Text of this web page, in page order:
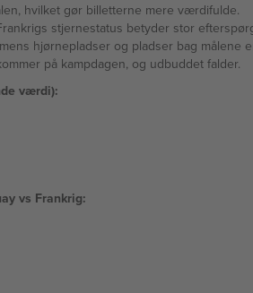
hvilket gør billetterne mere værdifulde.
stjernestatus betyder stor
hjørnepladser og pladser bag målene
på kampdagen, og udbuddet falder.
værdi):
vs Frankrig: